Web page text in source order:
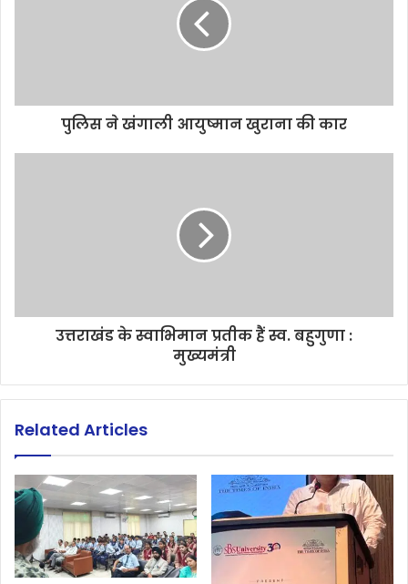
पुलिस ने खंगाली आयुष्मान खुराना की कार
उत्तराखंड के स्वाभिमान प्रतीक हैं स्व. बहुगुणा :
मुख्यमंत्री
Related Articles